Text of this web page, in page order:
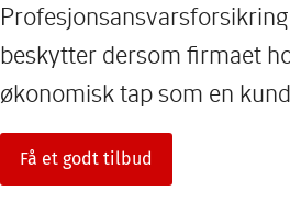
beskytter dersom firmaet
økonomisk tap som en
Få et godt tilbud